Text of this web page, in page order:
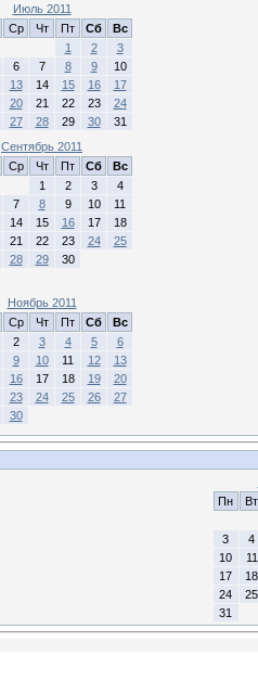
Июль 2011
Ср Чт Пт Сб
Вс
1
2
3
6 7 8 9
10
13 14 15 16
17
20 21 22 23
24
27 28 29 30
31
Сентябрь 2011
Ср Чт Пт Сб
Вс
1
2 3
4
7 8 9 10
11
14 15 16 17
18
21 22 23 24
25
28 29 30
Ноябрь 2011
Ср Чт Пт Сб
Вс
2 3 4 5
6
9 10 11 12
13
16 17 18 19
20
23 24 25 26
27
30
Пн
Вт
3
4
10
11
17
18
24
25
31